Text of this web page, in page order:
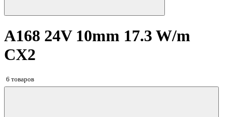
A168 24V 10mm 17.3 W/m
CX2
6 товаров